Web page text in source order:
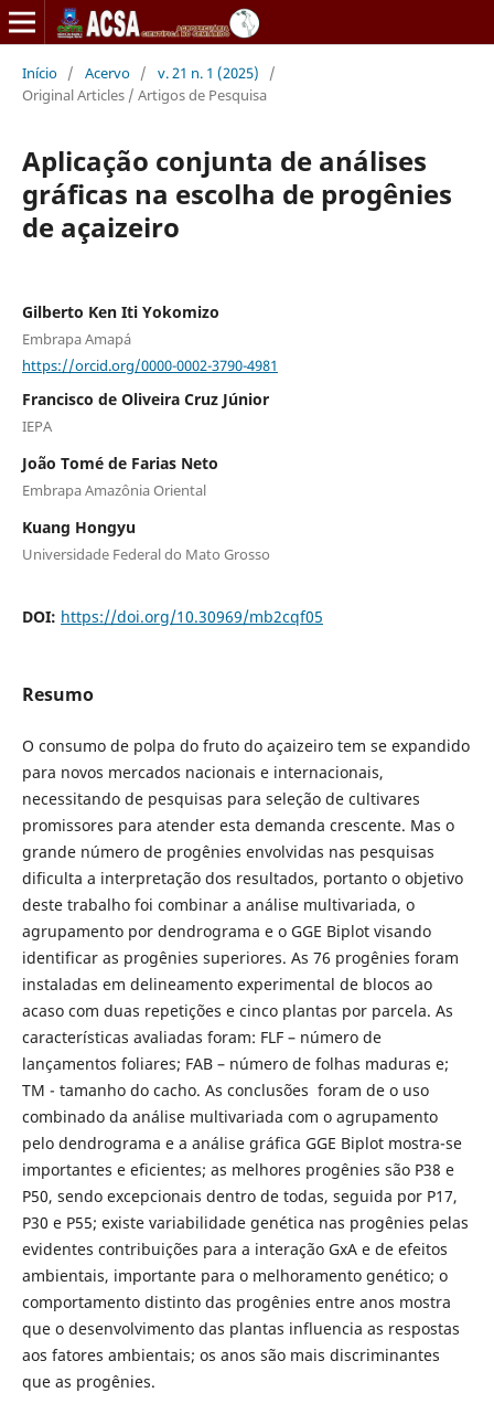
Início / Acervo / v. 21 n. 1 (2025)
/
Original Articles / Artigos de Pesquisa
Aplicação conjunta de análises
gráficas na escolha de progênies
de açaizeiro
Gilberto Ken Iti Yokomizo
Embrapa Amapá
https://orcid.org/0000-0002-3790-4981
Francisco de Oliveira Cruz Júnior
IEPA
João Tomé de Farias Neto
Embrapa Amazônia Oriental
Kuang Hongyu
Universidade Federal do Mato Grosso
DOI: https://doi.org/10.30969/mb2cqf05
Resumo
O consumo de polpa do fruto do açaizeiro tem se expandido
para novos mercados nacionais e internacionais,
necessitando de pesquisas para seleção de cultivares
promissores para atender esta demanda crescente. Mas o
grande número de progênies envolvidas nas pesquisas
dificulta a interpretação dos resultados, portanto o objetivo
deste trabalho foi combinar a análise multivariada, o
agrupamento por dendrograma e o GGE Biplot visando
identificar as progênies superiores. As 76 progênies foram
instaladas em delineamento experimental de blocos ao
acaso com duas repetições e cinco plantas por parcela. As
características avaliadas foram: FLF – número de
lançamentos foliares; FAB – número de folhas maduras e;
TM - tamanho do cacho. As conclusões foram de o uso
combinado da análise multivariada com o agrupamento
pelo dendrograma e a análise gráfica GGE Biplot mostra-se
importantes e eficientes; as melhores progênies são P38 e
P50, sendo excepcionais dentro de todas, seguida por P17,
P30 e P55; existe variabilidade genética nas progênies pelas
evidentes contribuições para a interação GxA e de efeitos
ambientais, importante para o melhoramento genético; o
comportamento distinto das progênies entre anos mostra
que o desenvolvimento das plantas influencia as respostas
aos fatores ambientais; os anos são mais discriminantes
que as progênies.